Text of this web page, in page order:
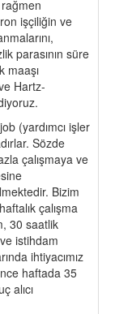
işçiliğin ve
parasının süre
maaşı
Hartz-
(yardımcı işler
Sözde
çalışmaya ve
Bizim
çalışma
30 saatlik
istihdam
ihtiyacımız
haftada 35
alıcı